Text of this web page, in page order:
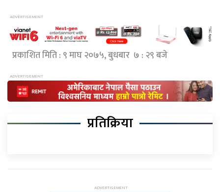
प्रकाशित मिति : ९ माघ २०७५, बुधबार ७ : २९ बजे
प्रतिक्रिया